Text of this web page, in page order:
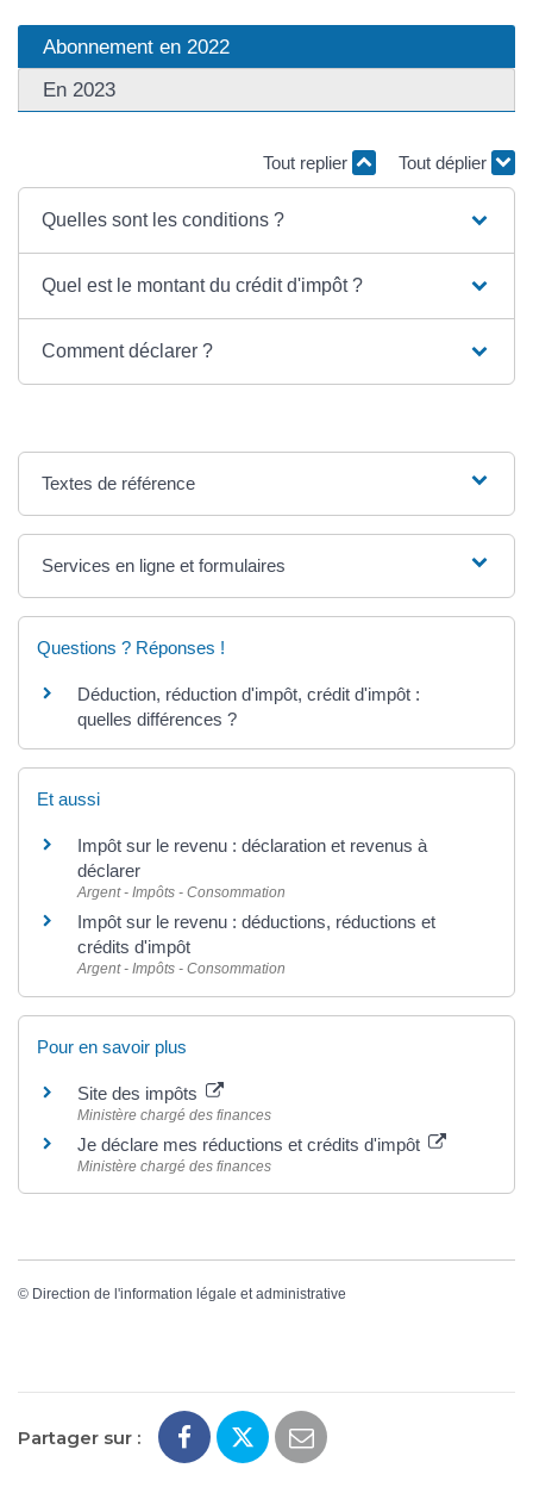
Abonnement en 2022
En 2023
Tout replier Tout déplier
Quelles sont les conditions ?
Quel est le montant du crédit d'impôt ?
Comment déclarer ?
Textes de référence
Services en ligne et formulaires
Questions ? Réponses !
Déduction, réduction d'impôt, crédit d'impôt :
quelles différences ?
Et aussi
Impôt sur le revenu : déclaration et revenus à
déclarer
Argent - Impôts - Consommation
Impôt sur le revenu : déductions, réductions et
crédits d'impôt
Argent - Impôts - Consommation
Pour en savoir plus
Site des impôts
Ministère chargé des finances
Je déclare mes réductions et crédits d'impôt
Ministère chargé des finances
© Direction de l'information légale et administrative
Partager sur :